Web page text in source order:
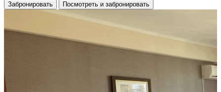
Забронировать Посмотреть и забронировать